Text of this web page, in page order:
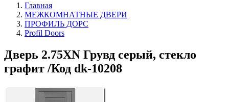
Главная
МЕЖКОМНАТНЫЕ ДВЕРИ
ПРОФИЛЬ ДОРС
Profil Doors
Дверь 2.75ХN Грувд серый, стекло
графит /Код dk-10208